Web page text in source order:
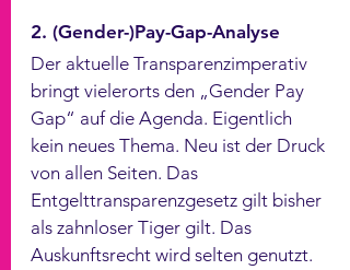
2. (Gender-)Pay-Gap-Analyse
Der aktuelle Transparenzimperativ
bringt vielerorts den „Gender Pay
Gap“ auf die Agenda. Eigentlich
kein neues Thema. Neu ist der Druck
von allen Seiten. Das
Entgelttransparenzgesetz gilt bisher
als zahnloser Tiger gilt. Das
Auskunftsrecht wird selten genutzt.